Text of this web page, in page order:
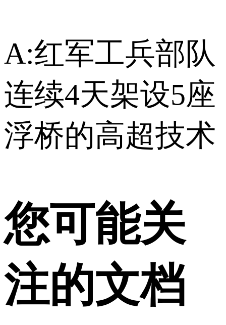
A:红军工兵部队
连续4天架设5座
浮桥的高超技术
您可能关
注的文档